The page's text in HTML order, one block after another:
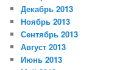
Декабрь 2013
Ноябрь 2013
Сентябрь 2013
Август 2013
Июнь 2013